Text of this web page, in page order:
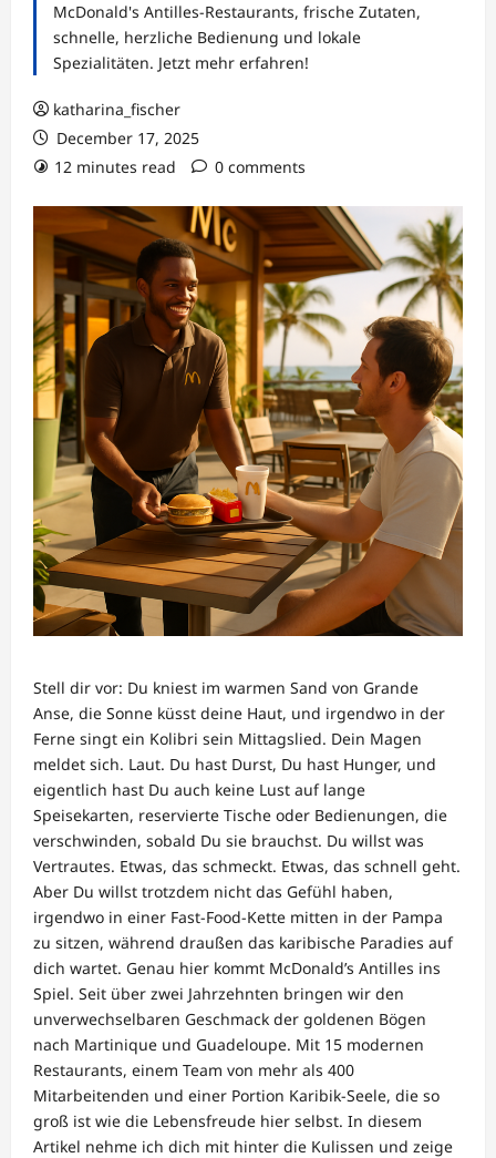
McDonald's Antilles-Restaurants, frische Zutaten,
schnelle, herzliche Bedienung und lokale
Spezialitäten. Jetzt mehr erfahren!
katharina_fischer
December 17, 2025
12 minutes read
0 comments
Stell dir vor: Du kniest im warmen Sand von Grande
Anse, die Sonne küsst deine Haut, und irgendwo in der
Ferne singt ein Kolibri sein Mittagslied. Dein Magen
meldet sich. Laut. Du hast Durst, Du hast Hunger, und
eigentlich hast Du auch keine Lust auf lange
Speisekarten, reservierte Tische oder Bedienungen, die
verschwinden, sobald Du sie brauchst. Du willst was
Vertrautes. Etwas, das schmeckt. Etwas, das schnell geht.
Aber Du willst trotzdem nicht das Gefühl haben,
irgendwo in einer Fast-Food-Kette mitten in der Pampa
zu sitzen, während draußen das karibische Paradies auf
dich wartet. Genau hier kommt McDonald’s Antilles ins
Spiel. Seit über zwei Jahrzehnten bringen wir den
unverwechselbaren Geschmack der goldenen Bögen
nach Martinique und Guadeloupe. Mit 15 modernen
Restaurants, einem Team von mehr als 400
Mitarbeitenden und einer Portion Karibik-Seele, die so
groß ist wie die Lebensfreude hier selbst. In diesem
Artikel nehme ich dich mit hinter die Kulissen und zeige